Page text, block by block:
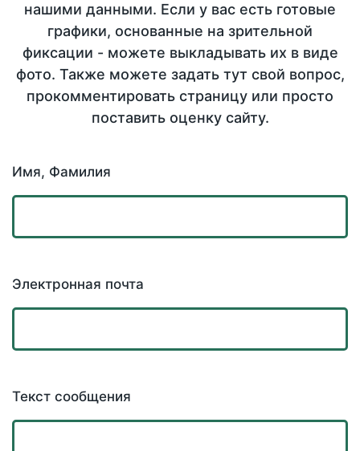
нашими данными. Если у вас есть готовые
графики, основанные на зрительной
фиксации - можете выкладывать их в виде
фото. Также можете задать тут свой вопрос,
прокомментировать страницу или просто
поставить оценку сайту.
Имя, Фамилия
Электронная почта
Текст сообщения